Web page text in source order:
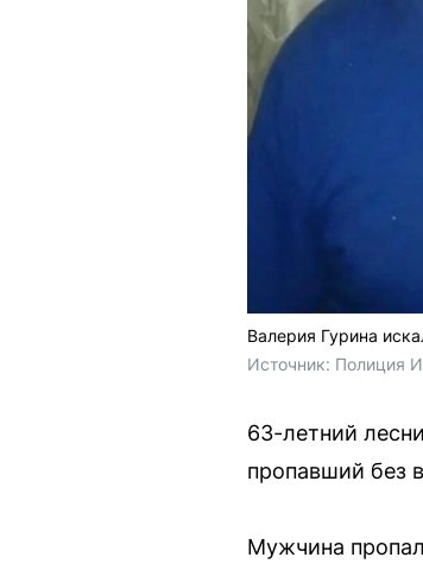
Валерия Гурина
Источник: Полиция
63-летний
пропавший без
Мужчина